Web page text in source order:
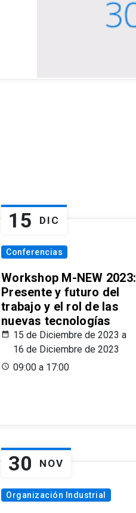
15 DIC
Conferencias
Workshop M-NEW 2023:
Presente y futuro del
trabajo y el rol de las
nuevas tecnologías
15 de Diciembre de 2023 a
16 de Diciembre de 2023
09:00 a 17:00
30 NOV
Organización Industrial